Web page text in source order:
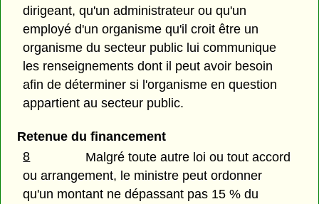
dirigeant, qu'un administrateur ou qu'un
employé d'un organisme qu'il croit être un
organisme du secteur public lui communique
les renseignements dont il peut avoir besoin
afin de déterminer si l'organisme en question
appartient au secteur public.
Retenue du financement
8
Malgré toute autre loi ou tout accord
ou arrangement, le ministre peut ordonner
qu'un montant ne dépassant pas 15 % du